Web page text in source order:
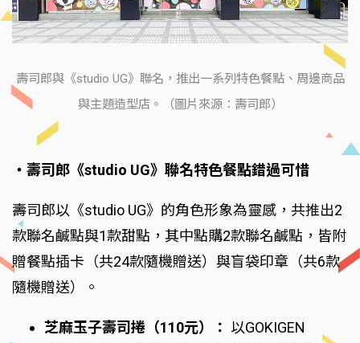
壽司郎與《studio UG》聯名，推出一系列特色餐點、周邊商品
與主題造型店。（圖片來源：壽司郎）
‧壽司郎《studio UG》聯名特色餐點錯過可惜
壽司郎以《studio UG》的角色形象為靈感，共推出2
款聯名鹹點與1款甜點，其中點購2款聯名鹹點，皆附
贈餐點插卡（共24款隨機贈送）與盲袋印章（共6款
隨機贈送）。
芝麻玉子壽司捲（110元）： 以GOKIGEN